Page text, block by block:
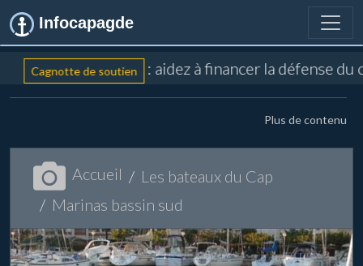
Infocapagde
Cagnotte de soutien : aidez à financer la défense
Plus de contenu
Accueil
Les bateaux du Cap
Marinas bassin sud